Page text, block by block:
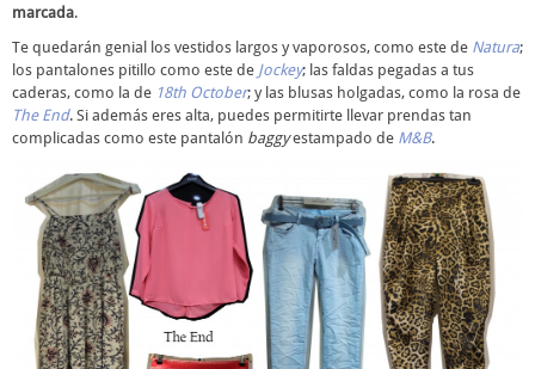
marcada.
Te quedarán genial los vestidos largos y vaporosos, como este de Natura;
los pantalones pitillo como este de Jockey; las faldas pegadas a tus
caderas, como la de 18th October; y las blusas holgadas, como la rosa de
The End. Si además eres alta, puedes permitirte llevar prendas tan
complicadas como este pantalón baggyestampado de M&B.